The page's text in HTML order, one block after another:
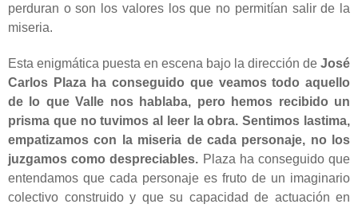
perduran o son los valores los que no permitían salir de la
miseria.
Esta enigmática puesta en escena bajo la dirección de José
Carlos Plaza ha conseguido que veamos todo aquello
de lo que Valle nos hablaba, pero hemos recibido un
prisma que no tuvimos al leer la obra. Sentimos lastima,
empatizamos con la miseria de cada personaje, no los
juzgamos como despreciables. Plaza ha conseguido que
entendamos que cada personaje es fruto de un imaginario
colectivo construido y que su capacidad de actuación en